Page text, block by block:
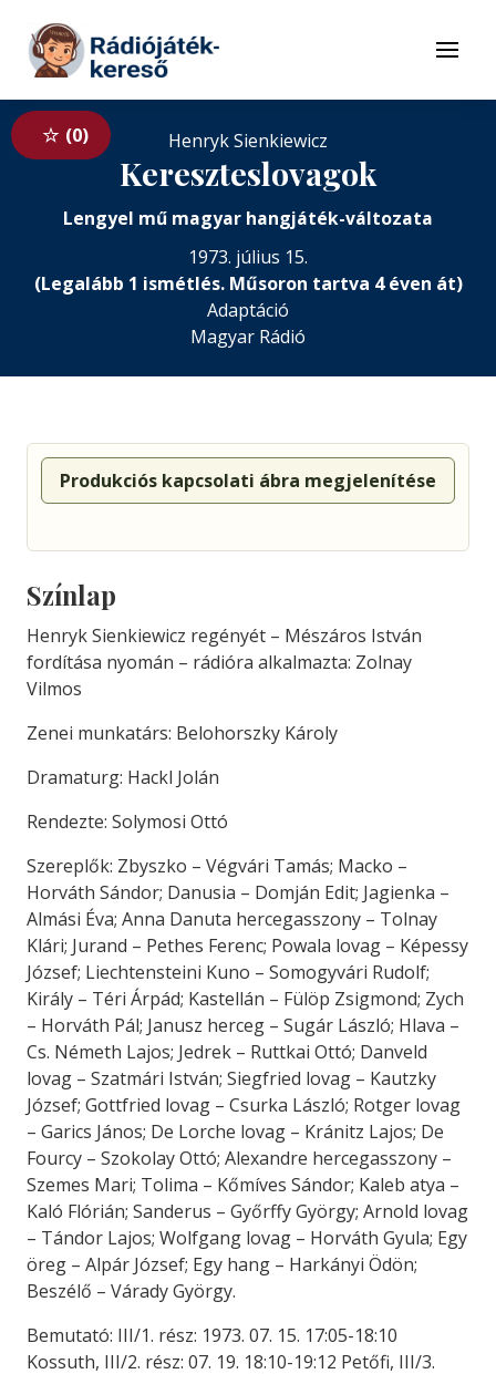
Tovább a tartalomhoz
Menü
0 Henryk Sienkiewicz
Kereszteslovagok
Lengyel mű magyar hangjáték-változata
1973. július 15.
(Legalább 1 ismétlés. Műsoron tartva 4 éven át)
Adaptáció
Magyar Rádió
Produkciós kapcsolati ábra megjelenítése
Színlap
Henryk Sienkiewicz regényét – Mészáros István
fordítása nyomán – rádióra alkalmazta: Zolnay
Vilmos
Zenei munkatárs: Belohorszky Károly
Dramaturg: Hackl Jolán
Rendezte: Solymosi Ottó
Szereplők: Zbyszko – Végvári Tamás; Macko –
Horváth Sándor; Danusia – Domján Edit; Jagienka –
Almási Éva; Anna Danuta hercegasszony – Tolnay
Klári; Jurand – Pethes Ferenc; Powala lovag – Képessy
József; Liechtensteini Kuno – Somogyvári Rudolf;
Király – Téri Árpád; Kastellán – Fülöp Zsigmond; Zych
– Horváth Pál; Janusz herceg – Sugár László; Hlava –
Cs. Németh Lajos; Jedrek – Ruttkai Ottó; Danveld
lovag – Szatmári István; Siegfried lovag – Kautzky
József; Gottfried lovag – Csurka László; Rotger lovag
– Garics János; De Lorche lovag – Kránitz Lajos; De
Fourcy – Szokolay Ottó; Alexandre hercegasszony –
Szemes Mari; Tolima – Kőmíves Sándor; Kaleb atya –
Kaló Flórián; Sanderus – Győrffy György; Arnold lovag
– Tándor Lajos; Wolfgang lovag – Horváth Gyula; Egy
öreg – Alpár József; Egy hang – Harkányi Ödön;
Beszélő – Várady György.
Bemutató: III/1. rész: 1973. 07. 15. 17:05-18:10
Kossuth, III/2. rész: 07. 19. 18:10-19:12 Petőfi, III/3.